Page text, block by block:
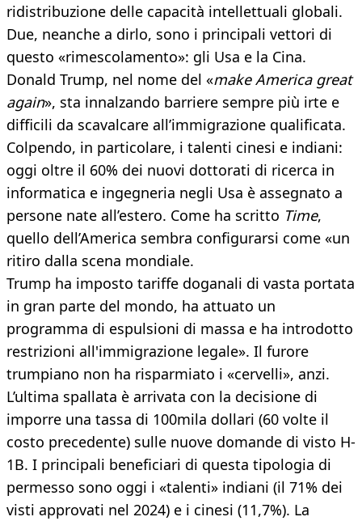
ridistribuzione delle capacità intellettuali globali.
Due, neanche a dirlo, sono i principali vettori di
questo «rimescolamento»: gli Usa e la Cina.
Donald Trump, nel nome del «make America great
again», sta innalzando barriere sempre più irte e
difficili da scavalcare all’immigrazione qualificata.
Colpendo, in particolare, i talenti cinesi e indiani:
oggi oltre il 60% dei nuovi dottorati di ricerca in
informatica e ingegneria negli Usa è assegnato a
persone nate all’estero. Come ha scritto Time,
quello dell’America sembra configurarsi come «un
ritiro dalla scena mondiale.
Trump ha imposto tariffe doganali di vasta portata
in gran parte del mondo, ha attuato un
programma di espulsioni di massa e ha introdotto
restrizioni all'immigrazione legale». Il furore
trumpiano non ha risparmiato i «cervelli», anzi.
L’ultima spallata è arrivata con la decisione di
imporre una tassa di 100mila dollari (60 volte il
costo precedente) sulle nuove domande di visto H-
1B. I principali beneficiari di questa tipologia di
permesso sono oggi i «talenti» indiani (il 71% dei
visti approvati nel 2024) e i cinesi (11,7%). La